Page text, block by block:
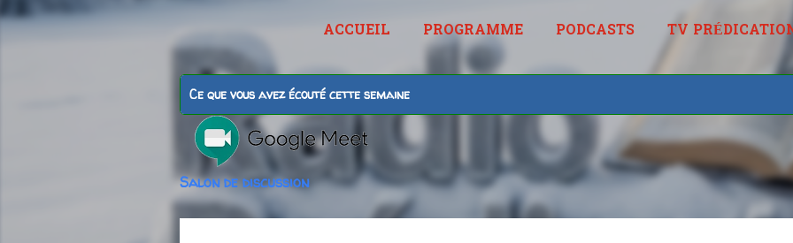
ACCUEIL PROGRAMME PODCASTS TV
RADIOPREDICATION.FR
Ce que vous avez écouté cette semaine
Salon de discussion